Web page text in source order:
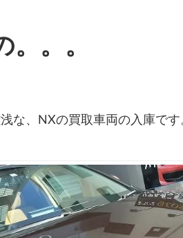
。。
な、NXの買取車両の入庫です